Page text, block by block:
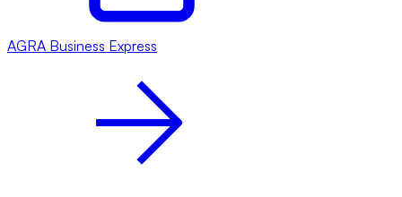
AGRA Business Express